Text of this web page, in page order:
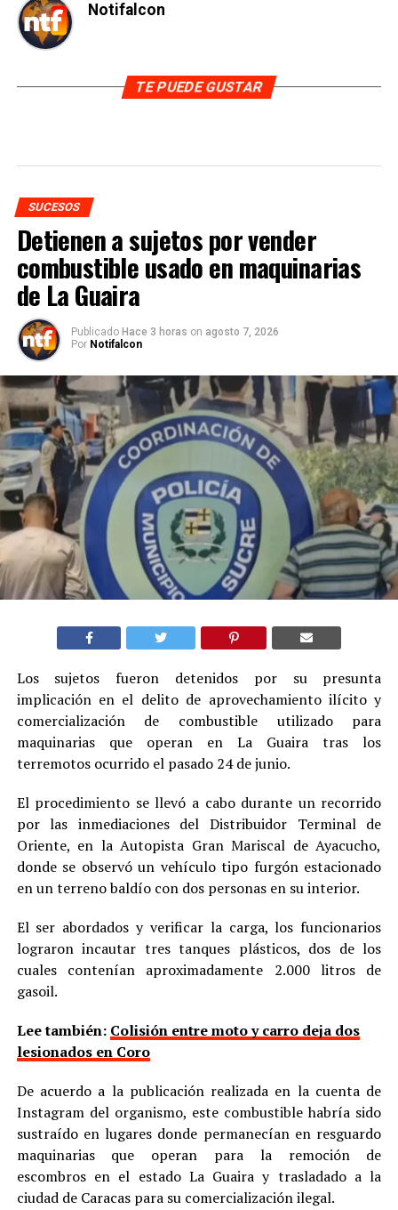
Notifalcon
TE PUEDE GUSTAR
SUCESOS
Detienen a sujetos por vender
combustible usado en maquinarias
de La Guaira
Publicado Hace 3 horas on agosto 7, 2026
Por Notifalcon
Los sujetos fueron detenidos por su presunta
implicación en el delito de aprovechamiento ilícito y
comercialización de combustible utilizado para
maquinarias que operan en La Guaira tras los
terremotos ocurrido el pasado 24 de junio.
El procedimiento se llevó a cabo durante un recorrido
por las inmediaciones del Distribuidor Terminal de
Oriente, en la Autopista Gran Mariscal de Ayacucho,
donde se observó un vehículo tipo furgón estacionado
en un terreno baldío con dos personas en su interior.
El ser abordados y verificar la carga, los funcionarios
lograron incautar tres tanques plásticos, dos de los
cuales contenían aproximadamente 2.000 litros de
gasoil.
Lee también: Colisión entre moto y carro deja dos
lesionados en Coro
De acuerdo a la publicación realizada en la cuenta de
Instagram del organismo, este combustible habría sido
sustraído en lugares donde permanecían en resguardo
maquinarias que operan para la remoción de
escombros en el estado La Guaira y trasladado a la
ciudad de Caracas para su comercialización ilegal.